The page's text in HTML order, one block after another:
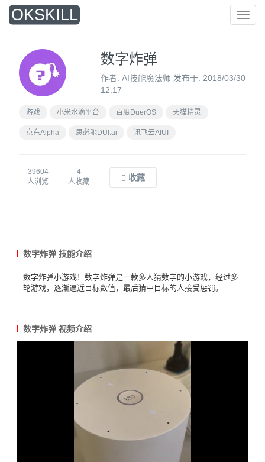
菜
单
OKSKILL
数字炸弹
作者: AI技能魔法师 发布于: 2018/03/30
12:17
游戏 小米水滴平台 百度DuerOS 天猫精灵
京东Alpha 思必驰DUI.ai 讯飞云AIUI
39604
人浏览
4
人收藏
收藏
数字炸弹 技能介绍
数字炸弹小游戏！数字炸弹是一款多人猜数字的小游戏，经过多
轮游戏，逐渐逼近目标数值，最后猜中目标的人接受惩罚。
数字炸弹 视频介绍